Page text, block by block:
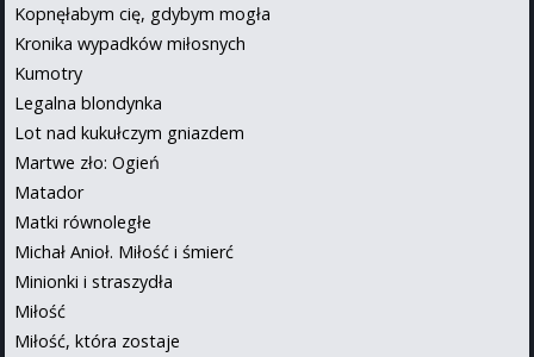
Kopnęłabym cię, gdybym mogła
Kronika wypadków miłosnych
Kumotry
Legalna blondynka
Lot nad kukułczym gniazdem
Martwe zło: Ogień
Matador
Matki równoległe
Michał Anioł. Miłość i śmierć
Minionki i straszydła
Miłość
Miłość, która zostaje